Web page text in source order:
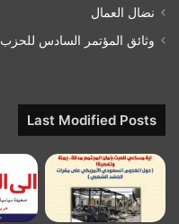
نضال العمال
وثائق المؤتمر السادس للحزب
Last Modified Posts